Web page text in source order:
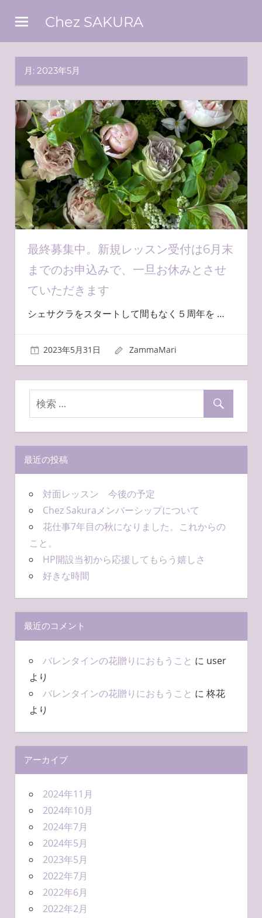
テ
Chez SAKURA
イ
リ
ア
の
お
花
屋
さ
ん
月: 2023年5月
最終募集中。新規レッスン受付は6月末
までのお申込みで、一旦お休みとさせ
ていただきます
シェサクラをスタートして間もなく５周年を …
2023年5月31日 ZammaMari
最近の投稿
対面レッスン 今後の予定
Chez Sakuraメンバーシップについて
花仕事7年目の秋になりました。これからの
こと。
HP開設当初から応援してもらう嬉しさ
好きな時間
最近のコメント
バレンタインの花贈りにおもうこと に user
より
バレンタインの花贈りにおもうこと に 柊花
より
アーカイブ
2024年11月
2024年10月
2024年7月
2024年5月
2023年5月
2022年7月
2022年6月
2022年2月